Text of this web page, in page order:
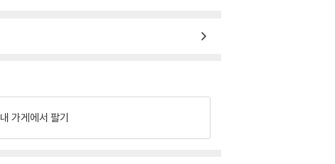
내 가게에서 팔기